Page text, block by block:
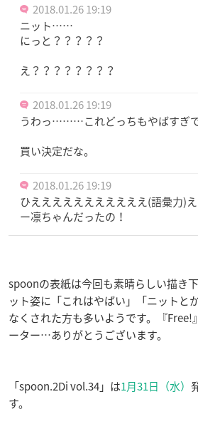
2018.01.26 19:19
ニット……
にっと？？？？？
え？？？？？？？？
2018.01.26 19:19
うわっ………これどっちもやばすぎ
買い決定だな。
2018.01.26 19:19
ひえええええええええええ(語彙力)
ー凛ちゃんだったの！
spoonの表紙は今回も素晴らしい描き
ット姿に「これはやばい」「ニットと
なくされた方も多いようです。『Free!
ーター…ありがとうございます。
「spoon.2Di vol.34」は1月31日（水）
す。